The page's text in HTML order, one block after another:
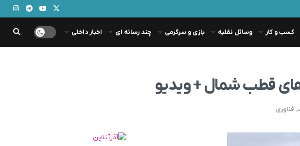
کسب و کار وسائل نقلیه بازی و سرگرمی چند رسانه ای اخبار داخلی
قطب شمال + ویدیو
, فناوری